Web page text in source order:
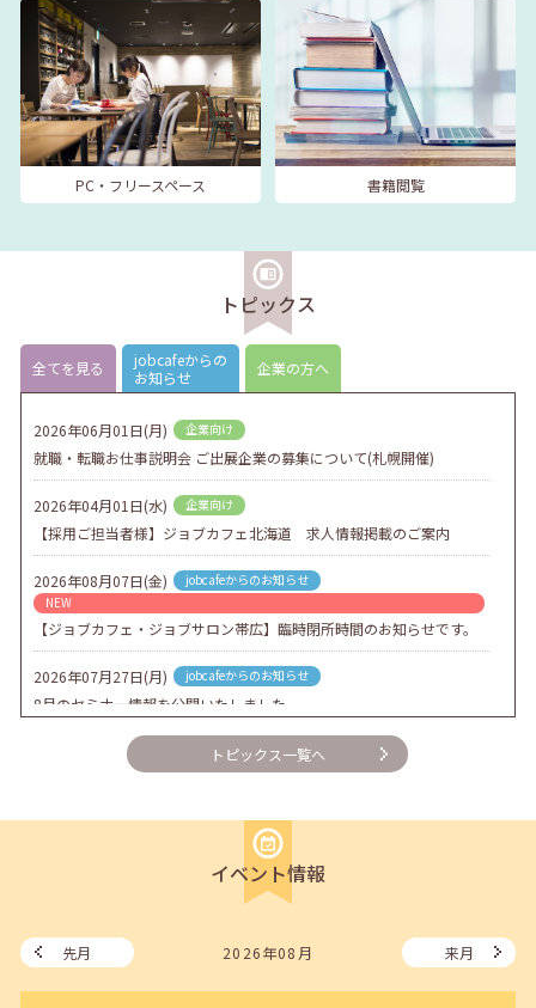
PC・フリースペース 書籍閲覧
トピックス
全てを見る
jobcafeからの
お知らせ
企業の方へ
2026年06月01日(月) 企業向け
就職・転職お仕事説明会 ご出展企業の募集について(札幌開催)
2026年04月01日(水) 企業向け
【採用ご担当者様】ジョブカフェ北海道 求人情報掲載のご案内
2026年08月07日(金)
jobcafeからのお知らせ
NEW
【ジョブカフェ・ジョブサロン帯広】臨時閉所時間のお知らせです。
2026年07月27日(月) jobcafeからのお知らせ
8月のセミナー情報を公開いたしました。
2026年07月01日(水) 企業向け
企業様向けセミナー「現場を巻き込む！人事のための『越境人材育
jobcafeからのお知らせ
7月のセミナー情報を公開いたしました。
メールカウンセリング、就職決定報告フォーム復旧いたしました。
2026年05月25日(月) jobcafeからのお知らせ
トピックス一覧へ
イベント情報
先月 2026年08月 来月